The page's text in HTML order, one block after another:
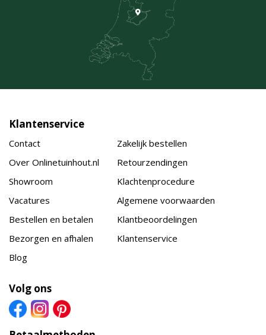
Klantenservice
Contact
Over Onlinetuinhout.nl
Showroom
Vacatures
Bestellen en betalen
Bezorgen en afhalen
Blog
Zakelijk bestellen
Retourzendingen
Klachtenprocedure
Algemene voorwaarden
Klantbeoordelingen
Klantenservice
Volg ons